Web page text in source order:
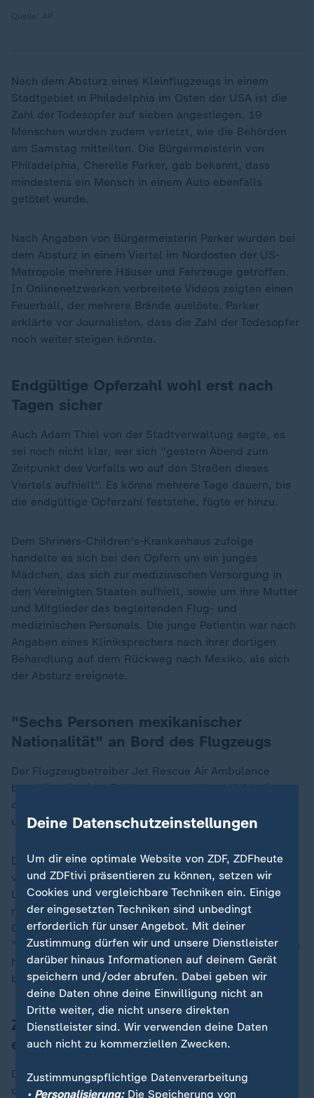
Nach dem Absturz eines Kleinflugzeugs in einem
Stadtgebiet in Philadelphia im Osten der USA ist die
Zahl der Todesopfer auf sieben angestiegen. 19
Menschen wurden zudem verletzt, wie die Behörden
am Samstag mitteilten. Die Bürgermeisterin von
Philadelphia, Cherelle Parker, gab bekannt, dass
mindestens ein Mensch in einem Auto ebenfalls
getötet wurde.
Nach Angaben von Bürgermeisterin Parker wurden bei
dem Absturz in einem Viertel im Nordosten der US-
Metropole mehrere Häuser und Fahrzeuge getroffen.
In Onlinenetzwerken verbreitete Videos zeigten einen
Feuerball, der mehrere Brände auslöste. Parker
erklärte vor Journalisten, dass die Zahl der Todesopfer
noch weiter steigen könnte.
Endgültige Opferzahl wohl erst nach
Tagen sicher
Auch Adam Thiel von der Stadtverwaltung sagte, es
sei noch nicht klar, wer sich "gestern Abend zum
Zeitpunkt des Vorfalls wo auf den Straßen dieses
Viertels aufhielt". Es könne mehrere Tage dauern, bis
die endgültige Opferzahl feststehe, fügte er hinzu.
Dem Shriners-Children's-Krankenhaus zufolge
handelte es sich bei den Opfern um ein junges
Mädchen, das sich zur medizinischen Versorgung in
den Vereinigten Staaten aufhielt, sowie um ihre Mutter
und Mitglieder des begleitenden Flug- und
medizinischen Personals. Die junge Patientin war nach
Angaben eines Kliniksprechers nach ihrer dortigen
Behandlung auf dem Rückweg nach Mexiko, als sich
der Absturz ereignete.
"Sechs Personen mexikanischer
Nationalität" an Bord des Flugzeugs
Der Flugzeugbetreiber Jet Rescue Air Ambulance
bestätigte in einer Erklärung gegenüber US-Medien,
dass sich an Bord der Privatmaschine zwei Passagiere
und vier Besatzungsmitglieder befunden hätten.
Den US-Behörden zufolge stürzte das Privatflugzeug
vom Typ Learjet 55 gegen 18:30 Uhr (Ortszeit, 0:30
Uhr MEZ) mit sechs Menschen an Bord ab. Das
mexikanische Außenministerium teilte später im
Onlinedienst X mit, dass sich an Bord des Flugzeugs
"sechs Personen mexikanischer Nationalität" befunden
hätten. Dies habe die Fluggesellschaft dem Konsulat
bestätigt.
Zweites Flugzeugunglück in USA in
einer Woche
Der Gouverneur von Pennsylvania, Josh Shapiro, sagte
den Rettungskräften umfassende Unterstützung zu.
Deine Datenschutzeinstellungen
Um dir eine optimale Website von ZDF, ZDFheute
und ZDFtivi präsentieren zu können, setzen wir
Cookies und vergleichbare Techniken ein. Einige
der eingesetzten Techniken sind unbedingt
erforderlich für unser Angebot. Mit deiner
Zustimmung dürfen wir und unsere Dienstleister
darüber hinaus Informationen auf deinem Gerät
speichern und/oder abrufen. Dabei geben wir
deine Daten ohne deine Einwilligung nicht an
Dritte weiter, die nicht unsere direkten
Dienstleister sind. Wir verwenden deine Daten
auch nicht zu kommerziellen Zwecken.
Zustimmungspflichtige Datenverarbeitung
• Personalisierung:Die Speicherung von